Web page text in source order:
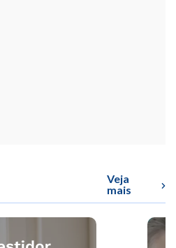
Veja
mais